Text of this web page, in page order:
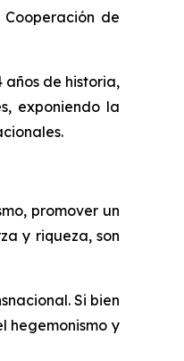
de
años de historia,
exponiendo la
promover un
y riqueza, son
Si bien
hegemonismo y